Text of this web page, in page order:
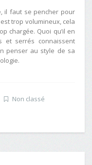
il faut se pencher pour
trop volumineux, cela
chargée. Quoi qu’il en
et serrés connaissent
penser au style de sa
Non classé